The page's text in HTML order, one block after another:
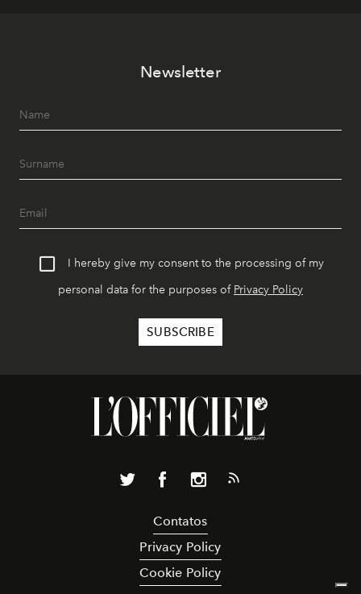
Newsletter
I hereby give my consent to the processing of my
personal data for the purposes of Privacy Policy
Contatos
Privacy Policy
Cookie Policy